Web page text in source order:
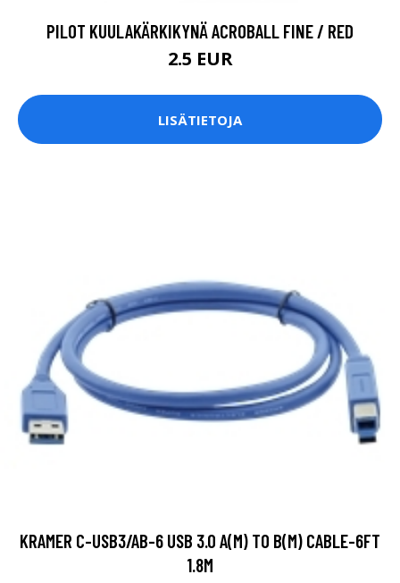
PILOT KUULAKÄRKIKYNÄ ACROBALL FINE / RED
2.5 EUR
LISÄTIETOJA
KRAMER C-USB3/AB-6 USB 3.0 A(M) TO B(M) CABLE-6FT
1.8M